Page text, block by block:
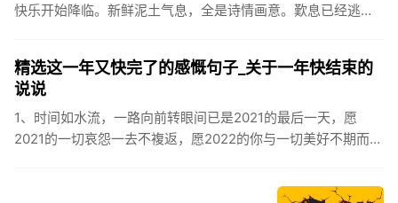
快乐开始降临。新鲜泥土气息，全是诗情画意。歎息已经逃
精选这一年又快完了的感慨句子_关于一年快结束的
说说
1、时间如水流，一路向前转眼间已是2021的最后一天，愿
2021的一切哀怨一去不複返，愿2022的你与一切美好不期而